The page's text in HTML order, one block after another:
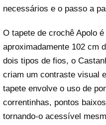
necessários e o passo a
O tapete de crochê Apolo
aproximadamente 102 cm
dois tipos de fios, o
criam um contraste visual
tapete envolve o uso de
correntinhas, pontos
tornando-o acessível